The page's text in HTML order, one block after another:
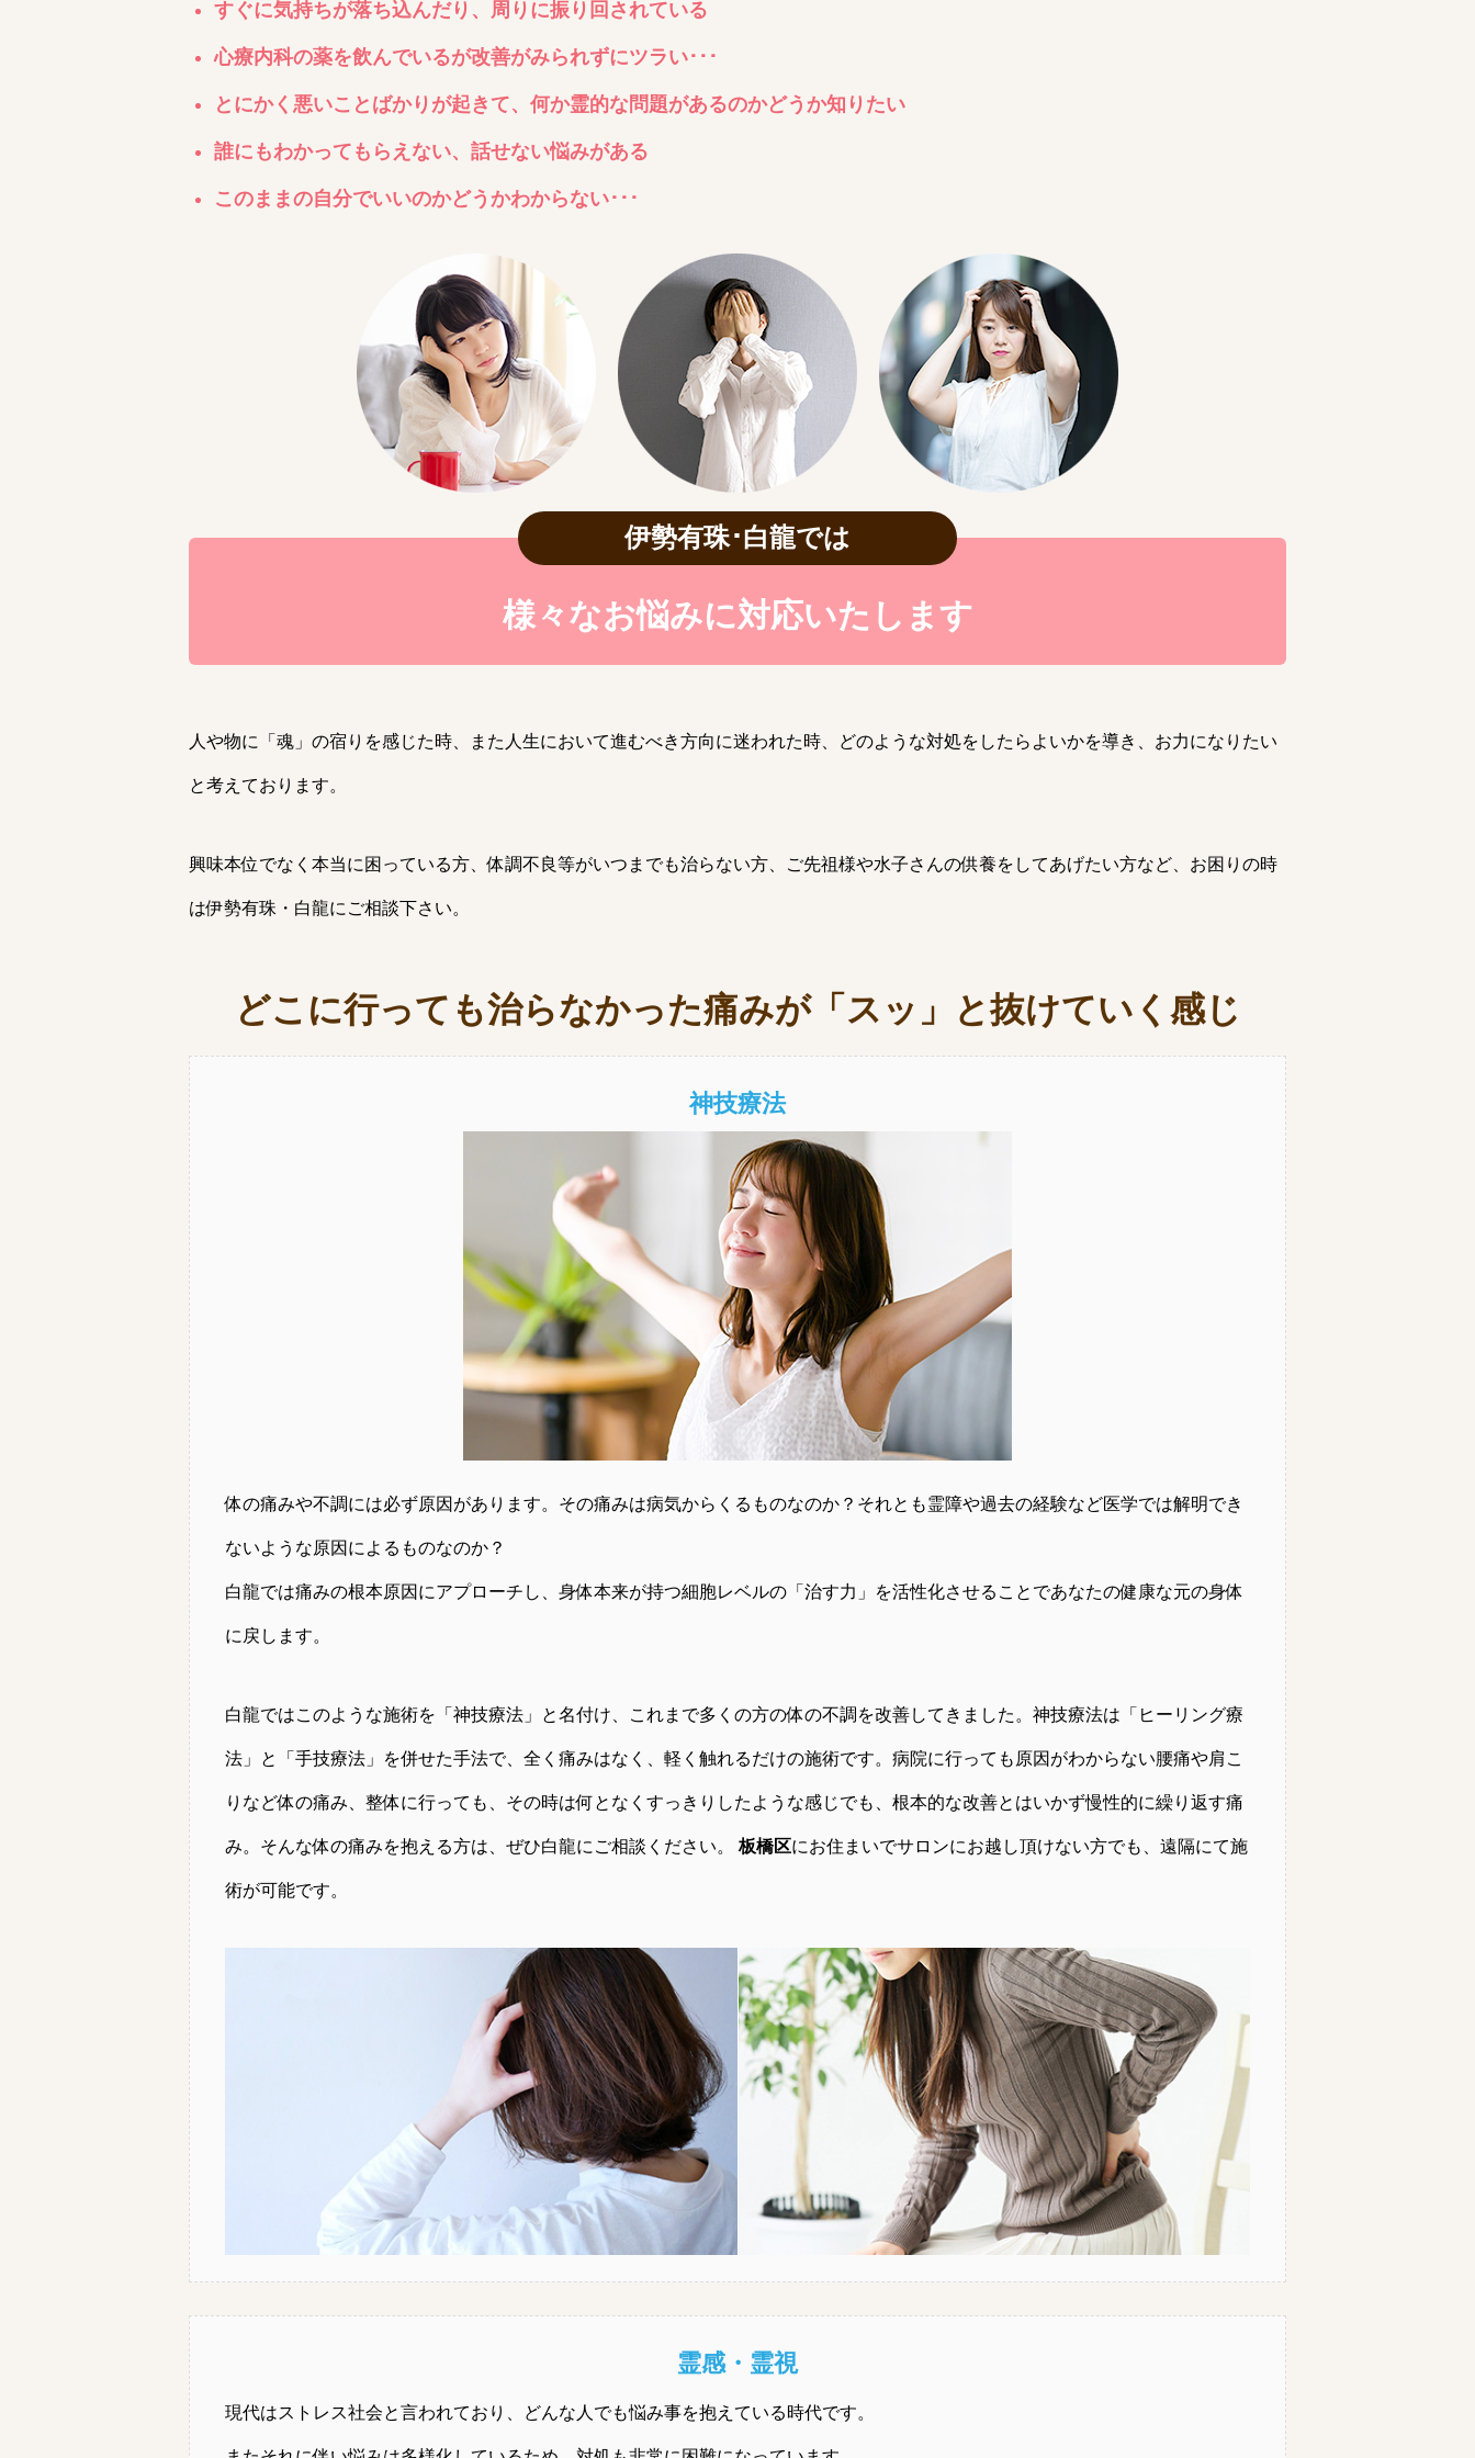
すぐに気持ちが落ち込んだり、周りに振り回されている
心療内科の薬を飲んでいるが改善がみられずにツラい･･･
とにかく悪いことばかりが起きて、何か霊的な問題があるのかどうか知りたい
誰にもわかってもらえない、話せない悩みがある
このままの自分でいいのかどうかわからない･･･
伊勢有珠･白龍では
様々なお悩みに対応いたします
人や物に「魂」の宿りを感じた時、また人生において進むべき方向に迷われた時、どのような対処をしたらよいかを導き、お力になりたい
と考えております。
興味本位でなく本当に困っている方、体調不良等がいつまでも治らない方、ご先祖様や水子さんの供養をしてあげたい方など、お困りの時
は伊勢有珠・白龍にご相談下さい。
どこに行っても治らなかった痛みが「スッ」と抜けていく感じ
神技療法
体の痛みや不調には必ず原因があります。その痛みは病気からくるものなのか？それとも霊障や過去の経験など医学では解明でき
ないような原因によるものなのか？
白龍では痛みの根本原因にアプローチし、身体本来が持つ細胞レベルの「治す力」を活性化させることであなたの健康な元の身体
に戻します。
白龍ではこのような施術を「神技療法」と名付け、これまで多くの方の体の不調を改善してきました。神技療法は「ヒーリング療
法」と「手技療法」を併せた手法で、全く痛みはなく、軽く触れるだけの施術です。病院に行っても原因がわからない腰痛や肩こ
りなど体の痛み、整体に行っても、その時は何となくすっきりしたような感じでも、根本的な改善とはいかず慢性的に繰り返す痛
み。そんな体の痛みを抱える方は、ぜひ白龍にご相談ください。 板橋区にお住まいでサロンにお越し頂けない方でも、遠隔にて施
術が可能です。
霊感・霊視
現代はストレス社会と言われており、どんな人でも悩み事を抱えている時代です。